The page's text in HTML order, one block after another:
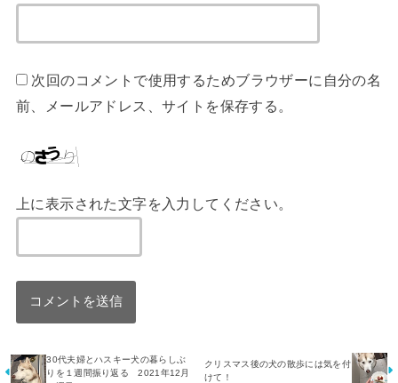
次回のコメントで使用するためブラウザーに自分の名
前、メールアドレス、サイトを保存する。
上に表示された文字を入力してください。
30代夫婦とハスキー犬の暮らしぶ
りを１週間振り返る 2021年12月
クリスマス後の犬の散歩には気を付
けて！